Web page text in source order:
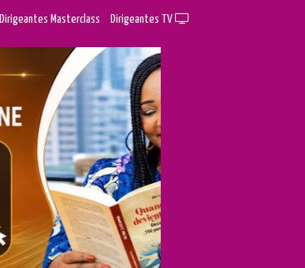
Dirigeantes Masterclass Dirigeantes TV